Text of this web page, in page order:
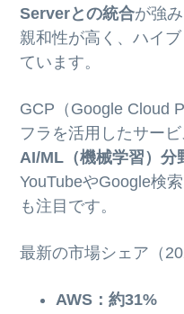
Serverとの統合が強
親和性が高く、ハイ
ています。
GCP（Google Cloud
フラを活用したサービ
AI/ML（機械学習）分
YouTubeやGoogle検
も注目です。
最新の市場シェア（
AWS：約31%